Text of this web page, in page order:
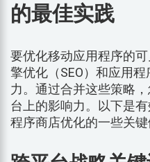
的最佳实践
要优化移动应用程序的
擎优化（SEO）和应用
力。通过合并这些策略
台上的影响力。以下是
程序商店优化的一些关键